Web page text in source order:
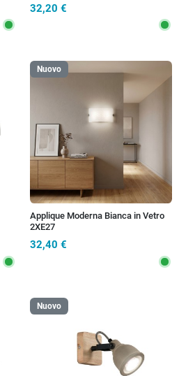
32,20 €
Nuovo
Applique Moderna Bianca in Vetro
2XE27
32,40 €
Nuovo